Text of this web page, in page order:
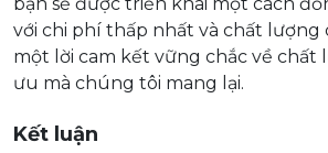
với chi phí thấp nhất và chất lượng
một lời cam kết vững chắc về chất
ưu mà chúng tôi mang lại.
Kết luận